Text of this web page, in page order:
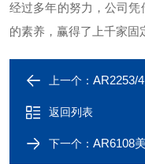
经过多年的努力，公司
的素养，赢得了上千家固
上一个： AR2253/4
返回列表
下一个： AR6108美